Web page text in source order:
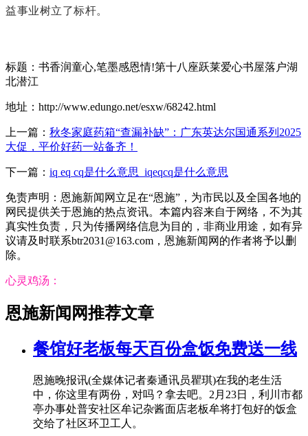
益事业树立了标杆。
标题：书香润童心,笔墨感恩情!第十八座跃莱爱心书屋落户湖
北潜江
地址：http://www.edungo.net/esxw/68242.html
上一篇： 秋冬家庭药箱“查漏补缺”：广东英达尔国通系列2025
大促，平价好药一站备齐！
下一篇： iq eq cq是什么意思_iqeqcq是什么意思
免责声明：恩施新闻网立足在“恩施”，为市民以及全国各地的
网民提供关于恩施的热点资讯。本篇内容来自于网络，不为其
真实性负责，只为传播网络信息为目的，非商业用途，如有异
议请及时联系btr2031@163.com，恩施新闻网的作者将予以删
除。
心灵鸡汤：
恩施新闻网推荐文章
餐馆好老板每天百份盒饭免费送一线
恩施晚报讯(全媒体记者秦通讯员瞿琪)在我的老生活
中，你这里有两份，对吗？拿去吧。2月23日，利川市都
亭办事处普安社区牟记杂酱面店老板牟将打包好的饭盒
交给了社区环卫工人。